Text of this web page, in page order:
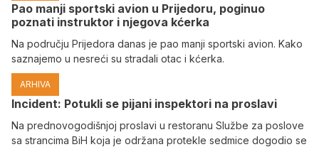
Pao manji sportski avion u Prijedoru, poginuo
poznati instruktor i njegova kćerka
Na području Prijedora danas je pao manji sportski avion. Kako
saznajemo u nesreći su stradali otac i kćerka.
ARHIVA
Incident: Potukli se pijani inspektori na proslavi
Na prednovogodišnjoj proslavi u restoranu Službe za poslove
sa strancima BiH koja je održana protekle sedmice dogodio se